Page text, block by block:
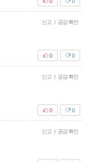
신고 공감 확인
0
0
신고 공감 확인
0
0
신고 공감 확인